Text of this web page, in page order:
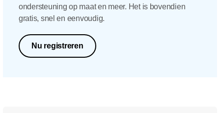
ondersteuning op maat en meer. Het is bovendien
gratis, snel en eenvoudig.
Nu registreren